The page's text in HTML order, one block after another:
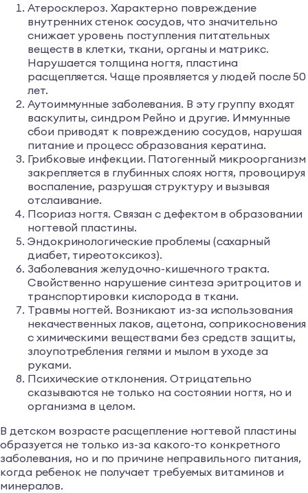
Атеросклероз. Характерно повреждение
внутренних стенок сосудов, что значительно
снижает уровень поступления питательных
веществ в клетки, ткани, органы и матрикс.
Нарушается толщина ногтя, пластина
расщепляется. Чаще проявляется у людей после 50
лет.
Аутоиммунные заболевания. В эту группу входят
васкулиты, синдром Рейно и другие. Иммунные
сбои приводят к повреждению сосудов, нарушая
питание и процесс образования кератина.
Грибковые инфекции. Патогенный микроорганизм
закрепляется в глубинных слоях ногтя, провоцируя
воспаление, разрушая структуру и вызывая
отслаивание.
Псориаз ногтя. Связан с дефектом в образовании
ногтевой пластины.
Эндокринологические проблемы (сахарный
диабет, тиреотоксикоз).
Заболевания желудочно-кишечного тракта.
Свойственно нарушение синтеза эритроцитов и
транспортировки кислорода в ткани.
Травмы ногтей. Возникают из-за использования
некачественных лаков, ацетона, соприкосновения
с химическими веществами без средств защиты,
злоупотребления гелями и мылом в уходе за
руками.
Психические отклонения. Отрицательно
сказываются не только на состоянии ногтя, но и
организма в целом.
В детском возрасте расщепление ногтевой пластины
образуется не только из-за какого-то конкретного
заболевания, но и по причине неправильного питания,
когда ребенок не получает требуемых витаминов и
минералов.